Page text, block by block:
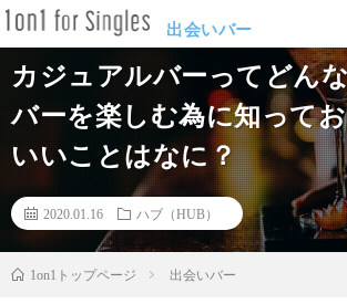
出会いバー
カジュアルバーってどん
バーを楽しむ為に知って
いいことはなに？
2020.01.16 ハブ（HUB）
1on1トップページ 出会いバー